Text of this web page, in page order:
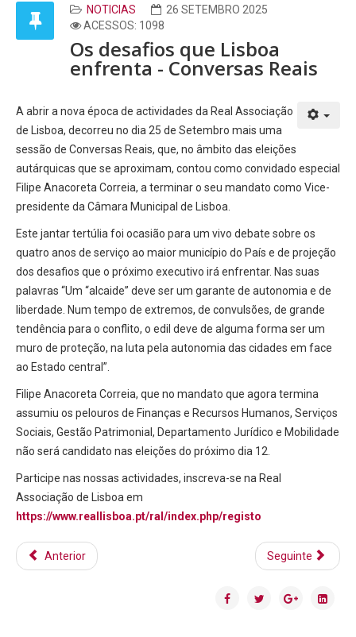
NOTICIAS
26 SETEMBRO 2025
ACESSOS: 1098
Os desafios que Lisboa
enfrenta - Conversas Reais
A abrir a nova época de actividades da Real Associação
de Lisboa, decorreu no dia 25 de Setembro mais uma
sessão de Conversas Reais, que, no âmbito das eleições
autárquicas que se aproximam, contou como convidado especial
Filipe Anacoreta Correia, a terminar o seu mandato como Vice-
presidente da Câmara Municipal de Lisboa.
Este jantar tertúlia foi ocasião para um vivo debate sobre os
quatro anos de serviço ao maior município do País e de projeção
dos desafios que o próximo executivo irá enfrentar. Nas suas
palavras “Um “alcaide” deve ser um garante de autonomia e de
liberdade. Num tempo de extremos, de convulsões, de grande
tendência para o conflito, o edil deve de alguma forma ser um
muro de proteção, na luta pela autonomia das cidades em face
ao Estado central”.
Filipe Anacoreta Correia, que no mandato que agora termina
assumiu os pelouros de Finanças e Recursos Humanos, Serviços
Sociais, Gestão Patrimonial, Departamento Jurídico e Mobilidade
não será candidato nas eleições do próximo dia 12.
Participe nas nossas actividades, inscreva-se na Real
Associação de Lisboa em
https://www.reallisboa.pt/ral/index.php/registo
Anterior Seguinte